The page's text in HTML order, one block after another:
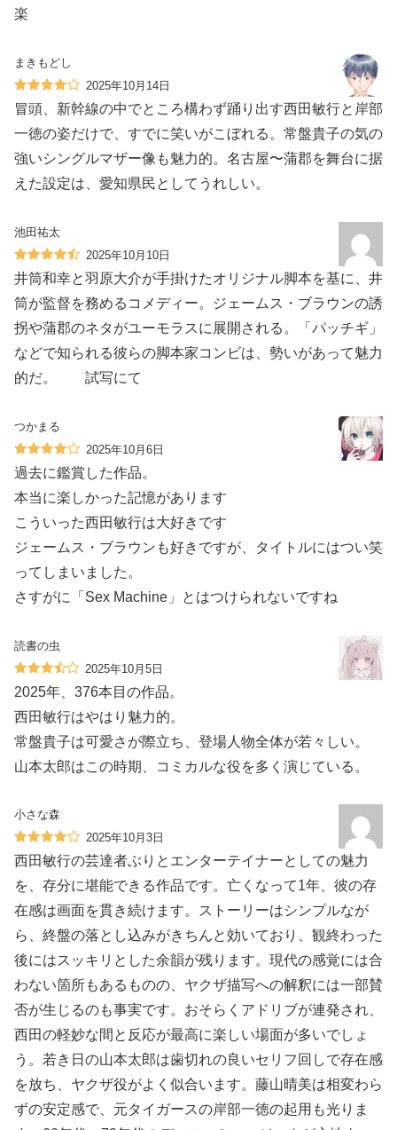
楽
まきもどし
2025年10月14日
冒頭、新幹線の中でところ構わず踊り出す西田敏行と岸部
一徳の姿だけで、すでに笑いがこぼれる。常盤貴子の気の
強いシングルマザー像も魅力的。名古屋〜蒲郡を舞台に据
えた設定は、愛知県民としてうれしい。
池田祐太
2025年10月10日
井筒和幸と羽原大介が手掛けたオリジナル脚本を基に、井
筒が監督を務めるコメディー。ジェームス・ブラウンの誘
拐や蒲郡のネタがユーモラスに展開される。「パッチギ」
などで知られる彼らの脚本家コンビは、勢いがあって魅力
的だ。 試写にて
つかまる
2025年10月6日
過去に鑑賞した作品。
本当に楽しかった記憶があります️
こういった西田敏行は大好きです
ジェームス・ブラウンも好きですが、タイトルにはつい笑
ってしまいました。
さすがに「Sex Machine」とはつけられないですね
読書の虫
2025年10月5日
2025年、376本目の作品。
西田敏行はやはり魅力的。
常盤貴子は可愛さが際立ち、登場人物全体が若々しい。
山本太郎はこの時期、コミカルな役を多く演じている。
小さな森
2025年10月3日
西田敏行の芸達者ぶりとエンターテイナーとしての魅力
を、存分に堪能できる作品です。亡くなって1年、彼の存
在感は画面を貫き続けます。ストーリーはシンプルなが
ら、終盤の落とし込みがきちんと効いており、観終わった
後にはスッキリとした余韻が残ります。現代の感覚には合
わない箇所もあるものの、ヤクザ描写への解釈には一部賛
否が生じるのも事実です。おそらくアドリブが連発され、
西田の軽妙な間と反応が最高に楽しい場面が多いでしょ
う。若き日の山本太郎は歯切れの良いセリフ回しで存在感
を放ち、ヤクザ役がよく似合います。藤山晴美は相変わら
ずの安定感で、元タイガースの岸部一徳の起用も光りま